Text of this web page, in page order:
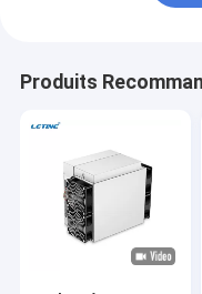
Produits